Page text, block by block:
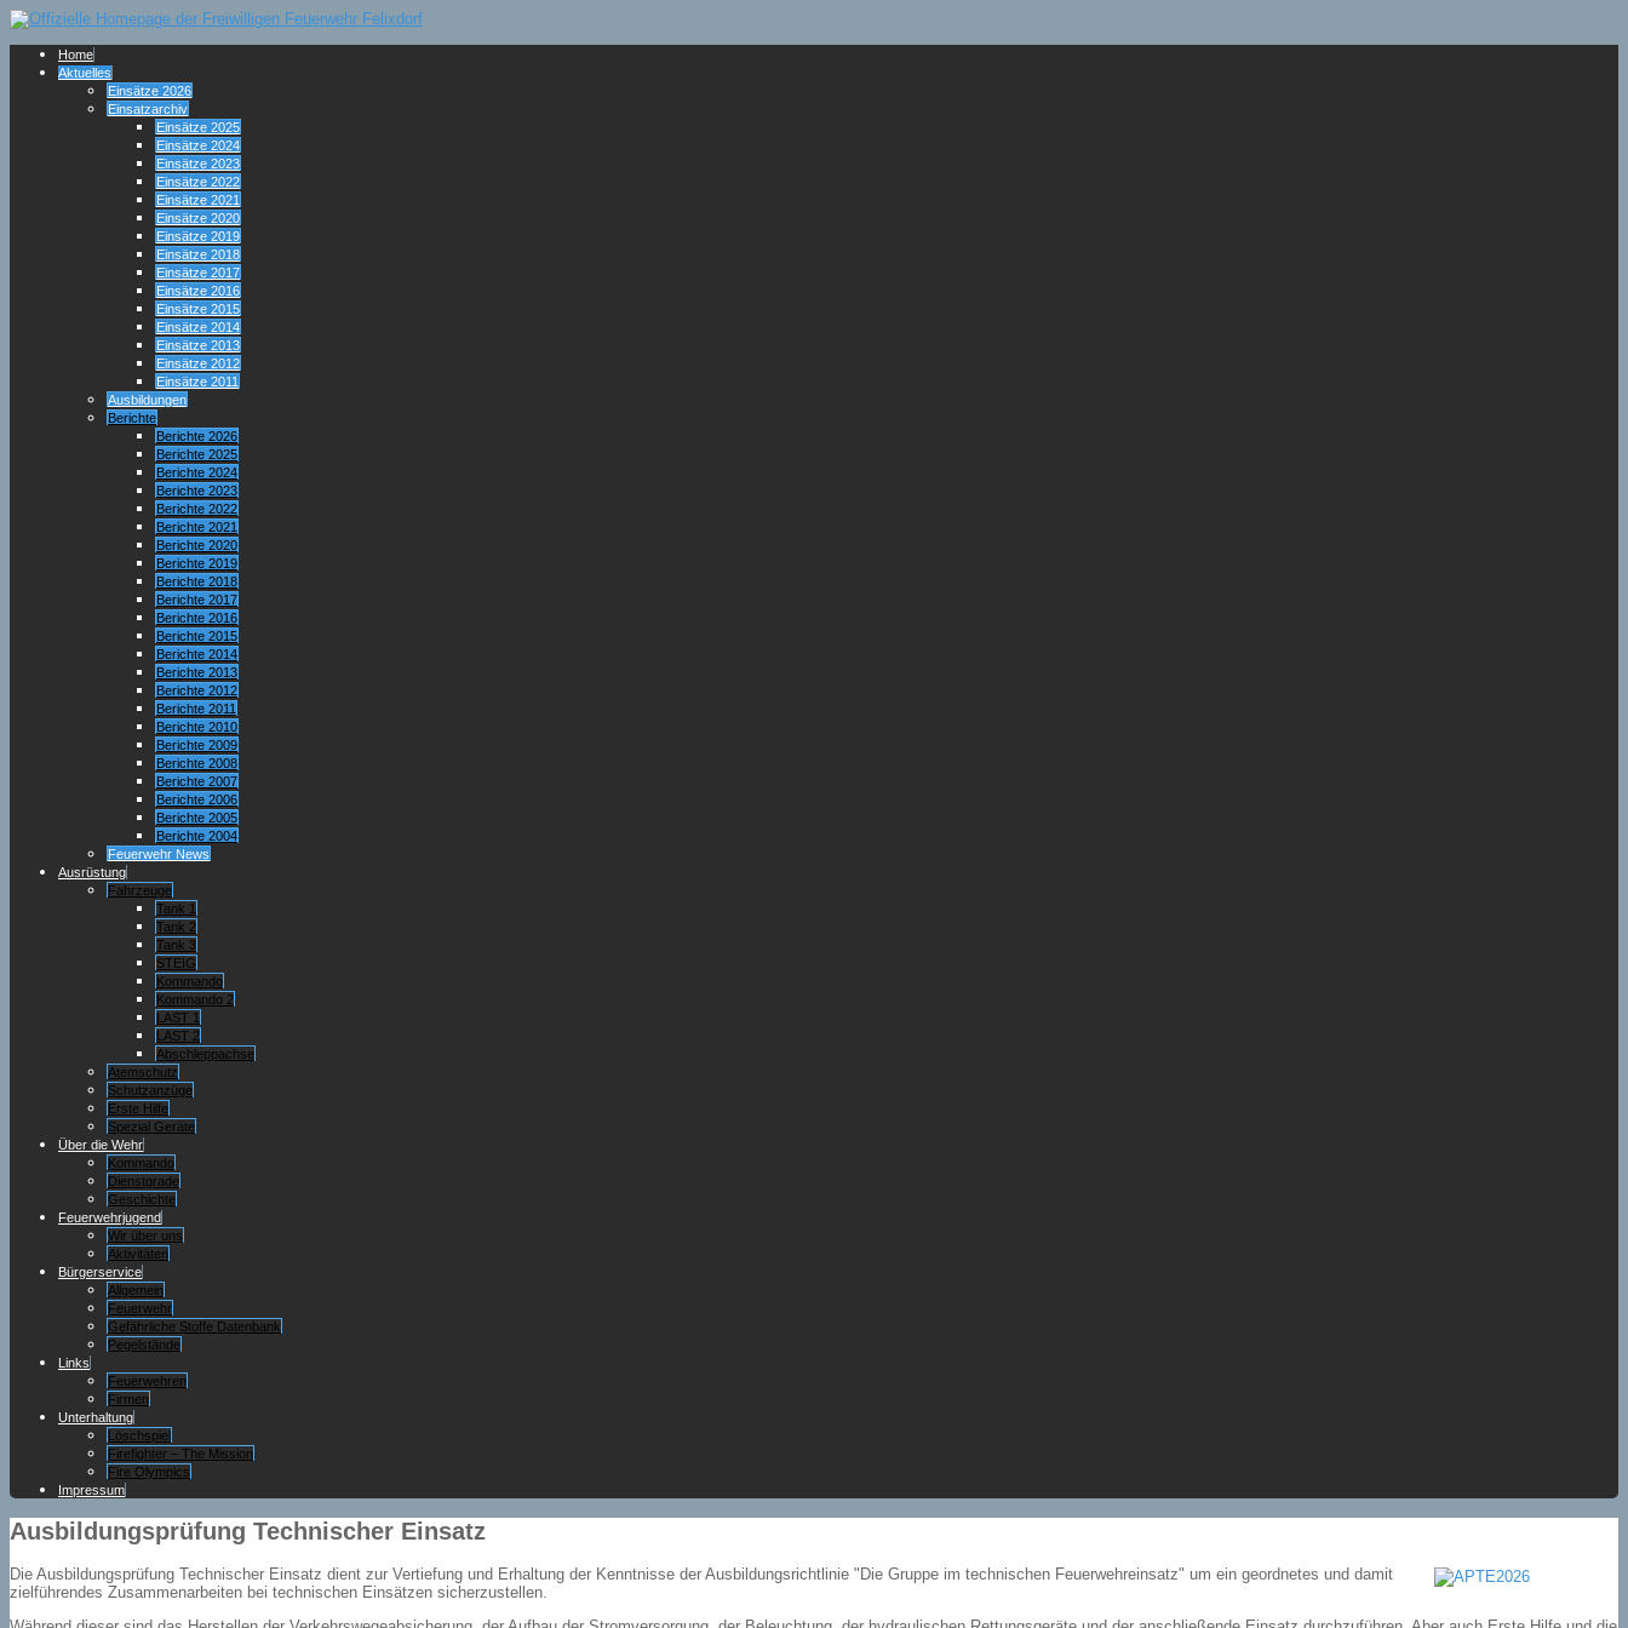
Home
Aktuelles
Einsätze 2026
Einsatzarchiv
Einsätze 2025
Einsätze 2024
Einsätze 2023
Einsätze 2022
Einsätze 2021
Einsätze 2020
Einsätze 2019
Einsätze 2018
Einsätze 2017
Einsätze 2016
Einsätze 2015
Einsätze 2014
Einsätze 2013
Einsätze 2012
Einsätze 2011
Ausbildungen
Berichte
Berichte 2026
Berichte 2025
Berichte 2024
Berichte 2023
Berichte 2022
Berichte 2021
Berichte 2020
Berichte 2019
Berichte 2018
Berichte 2017
Berichte 2016
Berichte 2015
Berichte 2014
Berichte 2013
Berichte 2012
Berichte 2011
Berichte 2010
Berichte 2009
Berichte 2008
Berichte 2007
Berichte 2006
Berichte 2005
Berichte 2004
Feuerwehr News
Ausrüstung
Fahrzeuge
Tank 1
Tank 2
Tank 3
STEIG
Kommando
Kommando 2
LAST 1
LAST 2
Abschleppachse
Atemschutz
Schutzanzüge
Erste Hilfe
Spezial Geräte
Über die Wehr
Kommando
Dienstgrade
Geschichte
Feuerwehrjugend
Wir über uns
Aktivitäten
Bürgerservice
Allgemein
Feuerwehr
Gefährliche Stoffe Datenbank
Pegelstände
Links
Feuerwehren
Firmen
Unterhaltung
Löschspiel
Firefighter – The Mission
Fire Olympics
Impressum
Ausbildungsprüfung Technischer Einsatz
Die Ausbildungsprüfung Technischer Einsatz dient zur Vertiefung und Erhaltung der Kenntnisse der Ausbildungsrichtlinie "Die Gruppe im technischen Feuerwehreinsatz" um ein geordnetes und damit
zielführendes Zusammenarbeiten bei technischen Einsätzen sicherzustellen.